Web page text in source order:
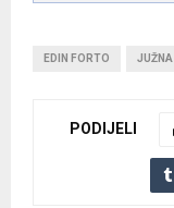
EDIN FORTO JUŽNA
PODIJELI